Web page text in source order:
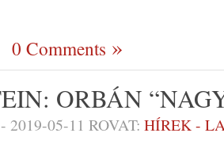
0 Comments
ORBÁN
- 2019-05-11 ROVAT: HÍREK -